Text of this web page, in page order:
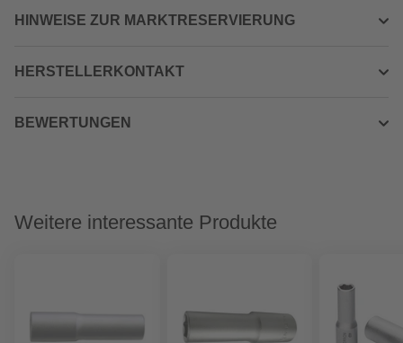
HINWEISE ZUR MARKTRESERVIERUNG
HERSTELLERKONTAKT
BEWERTUNGEN
Weitere interessante Produkte